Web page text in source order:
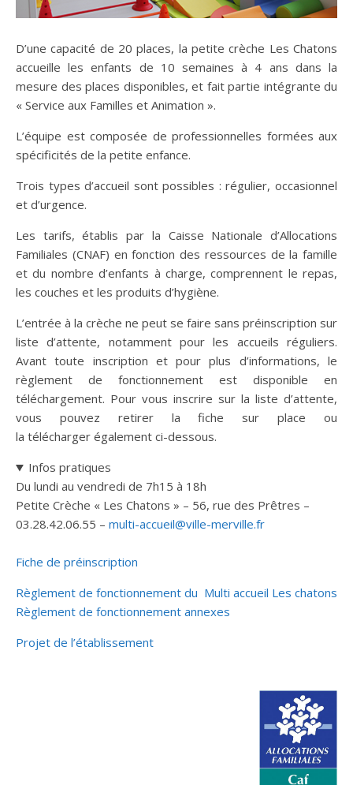
D’une capacité de 20 places, la petite crèche Les Chatons
accueille les enfants de 10 semaines à 4 ans dans la
mesure des places disponibles, et fait partie intégrante du
« Service aux Familles et Animation ».
L’équipe est composée de professionnelles formées aux
spécificités de la petite enfance.
Trois types d’accueil sont possibles : régulier, occasionnel
et d’urgence.
Les tarifs, établis par la Caisse Nationale d’Allocations
Familiales (CNAF) en fonction des ressources de la famille
et du nombre d’enfants à charge, comprennent le repas,
les couches et les produits d’hygiène.
L’entrée à la crèche ne peut se faire sans préinscription sur
liste d’attente, notamment pour les accueils réguliers.
Avant toute inscription et pour plus d’informations, le
règlement de fonctionnement est disponible en
téléchargement. Pour vous inscrire sur la liste d’attente,
vous pouvez retirer la fiche sur place ou
la télécharger également ci-dessous.
Infos pratiques
Du lundi au vendredi de 7h15 à 18h
Petite Crèche « Les Chatons » – 56, rue des Prêtres –
03.28.42.06.55 – multi-accueil@ville-merville.fr
Fiche de préinscription
Règlement de fonctionnement du Multi accueil Les chatons
Règlement de fonctionnement annexes
Projet de l’établissement